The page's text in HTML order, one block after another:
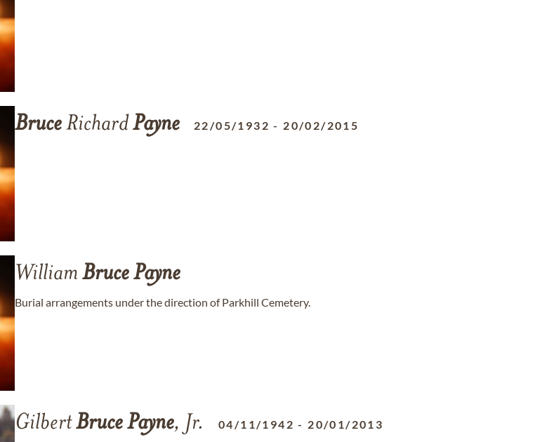
BruceRichardPayne 22/05/1932 - 20/02/2015
William BrucePayne
Burial arrangements under the direction of Parkhill Cemetery.
GilbertBrucePayne, Jr. 04/11/1942 - 20/01/2013